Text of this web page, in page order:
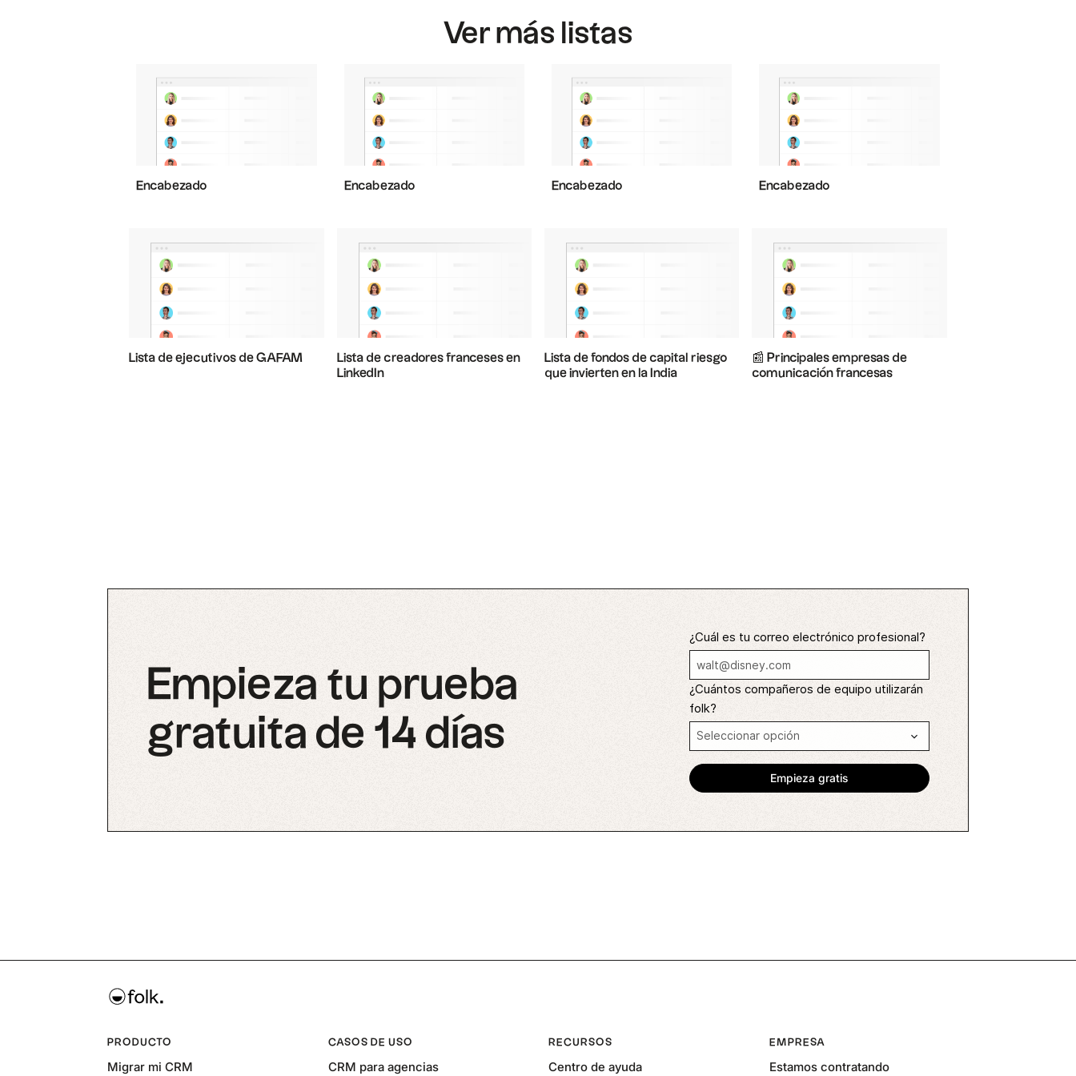
Ver más listas
Encabezado Encabezado Encabezado Encabezado
Lista de ejecutivos de GAFAM
Lista de creadores franceses en
LinkedIn
Lista de fondos de capital riesgo
que invierten en la India
📰 Principales empresas de
comunicación francesas
Empieza tu prueba
gratuita de 14 días
¿Cuál es tu correo electrónico profesional?
¿Cuántos compañeros de equipo utilizarán
folk?
PRODUCTO
Migrar mi CRM
CASOS DE USO
CRM para agencias
RECURSOS
Centro de ayuda
EMPRESA
Estamos contratando